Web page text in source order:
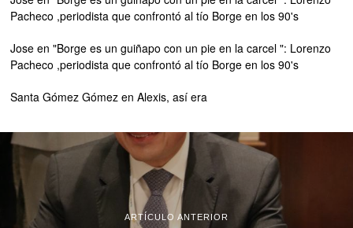
Pacheco ,periodista que confrontó al tío Borge en los 90's
Jose en"Borge es un guiñapo con un pie en la carcel ": Lorenzo
Pacheco ,periodista que confrontó al tío Borge en los 90's
Santa Gómez Gómez enAlexis, así era
ARTÍCULO ANTERIOR